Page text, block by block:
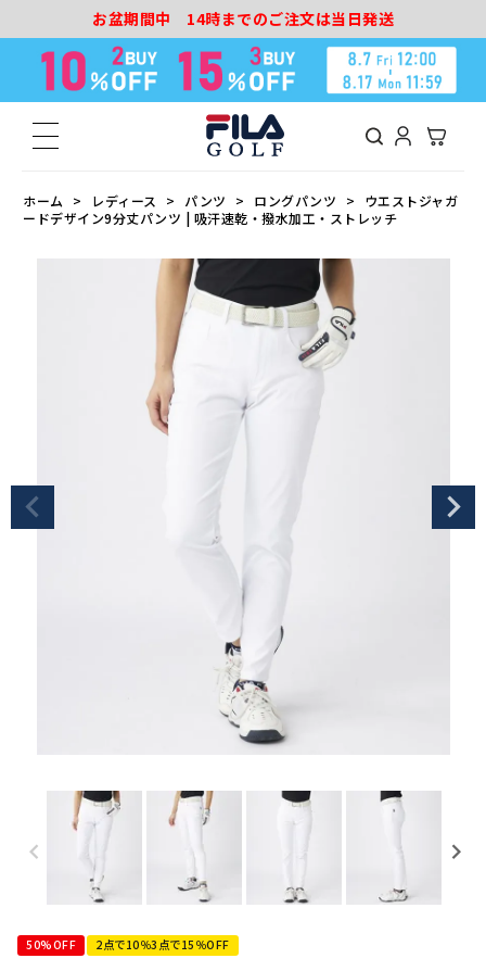
お盆期間中 14時までのご注文は当日発送
ホーム レディース パンツ ロングパンツ
ウエストジャガ
ードデザイン9分丈パンツ | 吸汗速乾・撥水加工・ストレッチ
50%OFF 2点で10％3点で15％OFF